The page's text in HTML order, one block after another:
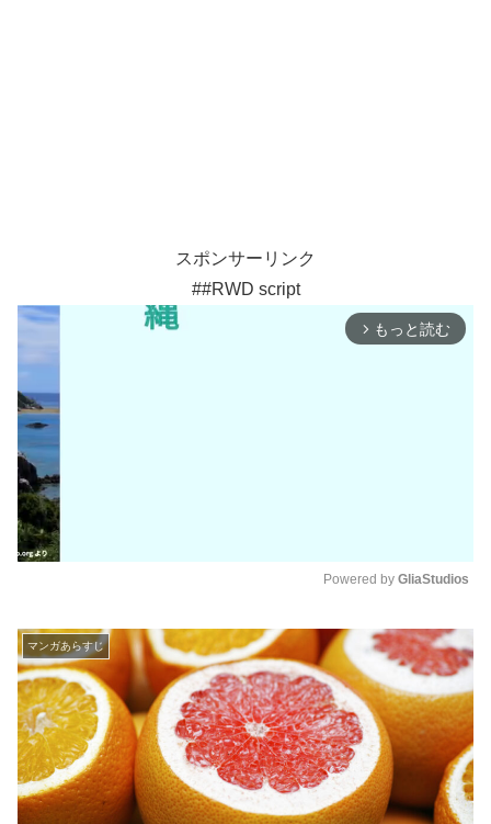
スポンサーリンク
##RWD script
arrow_forward_ios もっと読む
u
t
e
Powered by GliaStudios
マンガあらすじ